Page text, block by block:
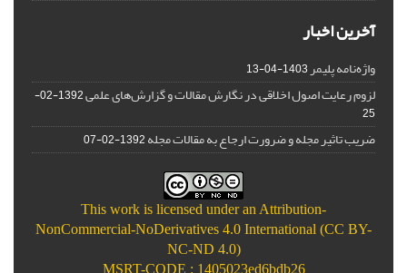
آخرین اخبار
واژه‌نامه پلیمر1403-04-13
لزوم رعایت اصول اخلاقی در نگارش مقالات و گزارش‌‌های علمی
1392-02-
25
ضریب تاثیر مجله و ضرورت ارجاع به مقالات مجله1392-02-07
This work is licensed under an Attribution-
NonCommercial-NoDerivatives 4.0 International (CC BY-
NC-ND 4.0)
MSRT-CODE : 1405023ed6bdb26